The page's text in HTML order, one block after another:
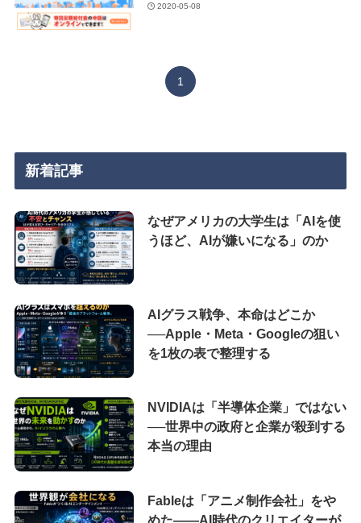
2020-05-08
1
新着記事
なぜアメリカの大学生は「AIを使
うほど、AIが嫌いになる」のか
AIグラス戦争、本命はどこか
──Apple・Meta・Googleの狙い
を1枚の表で整理する
NVIDIAは「半導体企業」ではない
──世界中の政府と企業が殺到する
本当の理由
Fableは「アニメ制作会社」をや
めた――AI時代のクリエイターが